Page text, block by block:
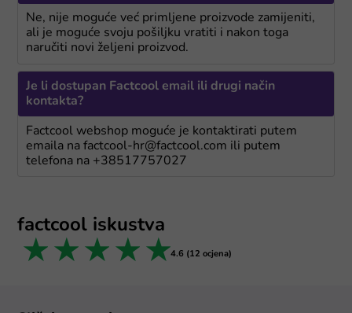
Ne, nije moguće već primljene proizvode zamijeniti,
ali je moguće svoju pošiljku vratiti i nakon toga
naručiti novi željeni proizvod.
Je li dostupan Factcool email ili drugi način
kontakta?
Factcool webshop moguće je kontaktirati putem
emaila na factcool-hr@factcool.com ili putem
telefona na +38517757027
factcool iskustva
5 stars
4 stars
3 stars
2 stars
1 star 4.6 (12 ocjena)